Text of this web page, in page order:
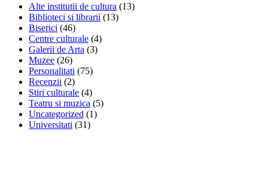
Alte institutii de cultura (13)
Biblioteci si librarii (13)
Biserici (46)
Centre culturale (4)
Galerii de Arta (3)
Muzee (26)
Personalitati (75)
Recenzii (2)
Stiri culturale (4)
Teatru si muzica (5)
Uncategorized (1)
Universitati (31)